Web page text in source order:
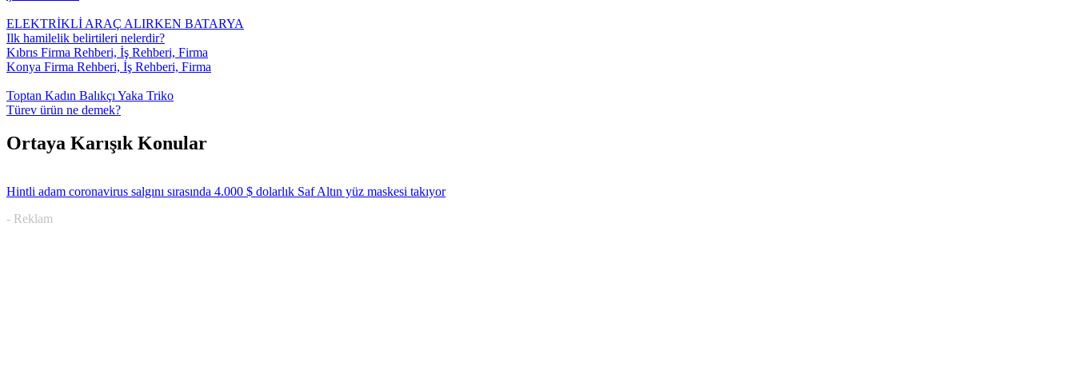
ELEKTRİKLİ ARAÇ ALIRKEN BATARYA
Ilk hamilelik belirtileri nelerdir?
Kıbrıs Firma Rehberi, İş Rehberi, Firma
Konya Firma Rehberi, İş Rehberi, Firma
Toptan Kadın Balıkçı Yaka Triko
Türev ürün ne demek?
Ortaya Karışık Konular
Hintli adam coronavirus salgını sırasında 4.000 $ dolarlık Saf Altın yüz maskesi takıyor
- Reklam